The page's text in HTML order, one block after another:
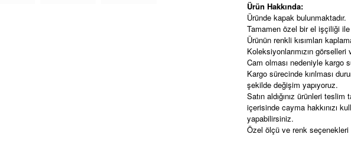
Ürün Hakkında:
Üründe kapak bulunmaktadır.
Tamamen özel bir el işçiliği
Ürünün renkli kısımları
Koleksiyonlarımızın
Cam olması nedeniyle kargo
Kargo sürecinde kırılması
şekilde değişim yapıyoruz.
Satın aldığınız ürünleri
içerisinde cayma hakkınızı
yapabilirsiniz.
Özel ölçü ve renk